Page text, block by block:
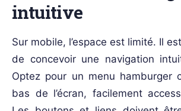
intuitive
Sur mobile, l’espace est limité. Il
de concevoir une navigation
Optez pour un menu hamburger
bas de l’écran, facilement